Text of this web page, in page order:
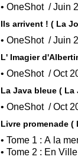
Ils arrivent ! ( La
La Java
Livre promenade (